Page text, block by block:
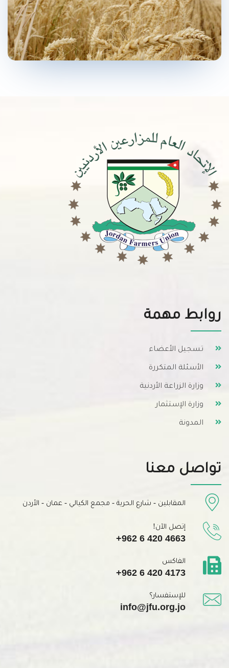
روابط مهمة
تسجيل الأعضاء
الأسئلة المتكررة
وزارة الزراعة الأردنية
وزارة الإستثمار
المدونة
تواصل معنا
المقابلين - شارع الحرية - مجمع الكيالي - عمان - الأردن
إتصل الآن!
+962 6 420 4663
الفاكس
+962 6 420 4173
للإستفسار؟
info@jfu.org.jo